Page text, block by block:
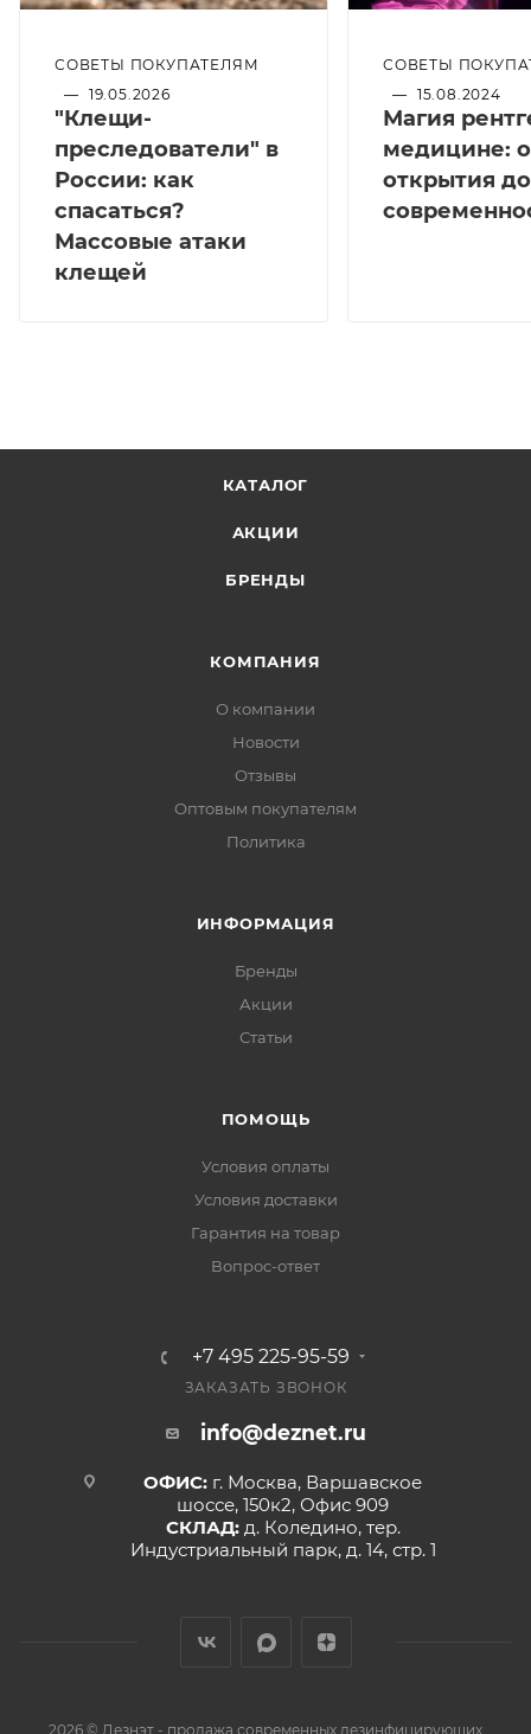
СОВЕТЫ ПОКУПАТЕЛЯМ
— 19.05.2026
"Клещи-
преследователи" в
России: как
спасаться?
Массовые атаки
клещей
СОВЕТЫ
— 15.08.2024
Магия
медицине:
открытия до
КАТАЛОГ
АКЦИИ
БРЕНДЫ
КОМПАНИЯ
О компании
Новости
Отзывы
Оптовым покупателям
Политика
ИНФОРМАЦИЯ
Бренды
Акции
Статьи
ПОМОЩЬ
Условия оплаты
Условия доставки
Гарантия на товар
Вопрос-ответ
+7 495 225-95-59
ЗАКАЗАТЬ ЗВОНОК
info@deznet.ru
ОФИС: г. Москва, Варшавское
шоссе, 150к2, Офис 909
СКЛАД: д. Коледино, тер.
Индустриальный парк, д. 14, стр. 1
2026 © Дезнэт - продажа современных дезинфицирующих